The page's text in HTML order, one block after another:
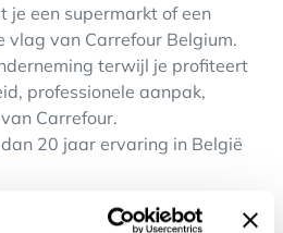
je een supermarkt of een
vlag van Carrefour Belgium.
terwijl je profiteert
professionele aanpak,
Carrefour.
20 jaar ervaring in België